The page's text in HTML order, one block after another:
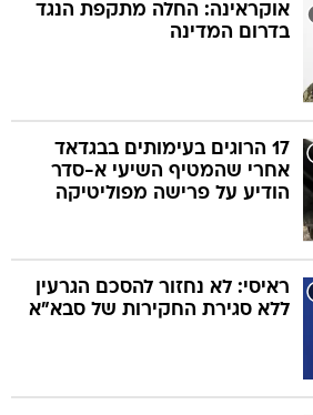
אוקראינה: החלה מתקפת הנגד
בדרום המדינה
17 הרוגים בעימותים בבגדאד
אחרי שהמטיף השיעי א-סדר
הודיע על פרישה מפוליטיקה
ראיסי: לא נחזור להסכם הגרעין
ללא סגירת החקירות של סבא"א